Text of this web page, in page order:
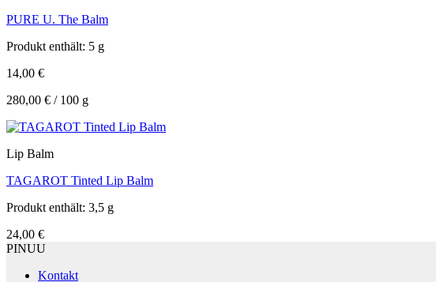
PURE U. The Balm
Produkt enthält: 5 g
14,00 €
280,00 € / 100 g
Lip Balm
TAGAROT Tinted Lip Balm
Produkt enthält: 3,5 g
24,00 €
PINUU
Kontakt